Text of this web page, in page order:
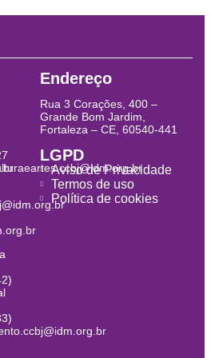
Endereço
Rua 3 Corações, 400 –
Grande Bom Jardim,
Fortaleza – CE, 60540-441
LGPD
Aviso de Privacidade
Termos de uso
Política de cookies